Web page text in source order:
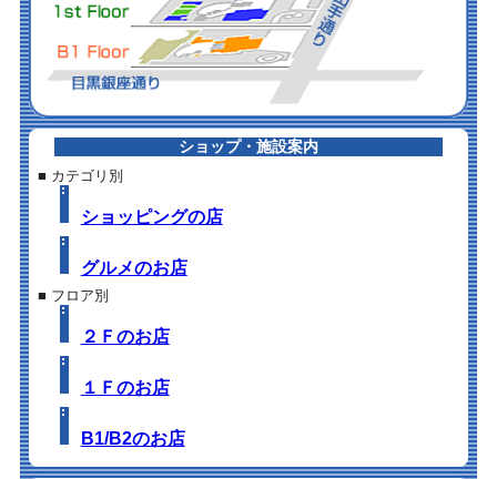
ショップ・施設案内
■ カテゴリ別
ショッピングの店
グルメのお店
■ フロア別
２Ｆのお店
１Ｆのお店
B1/B2のお店